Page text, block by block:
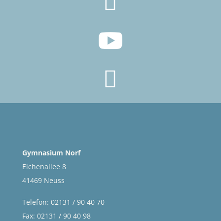


Gymnasium Norf
Eichenallee 8
41469 Neuss
Telefon: 02131 / 90 40 70
Fax: 02131 / 90 40 98